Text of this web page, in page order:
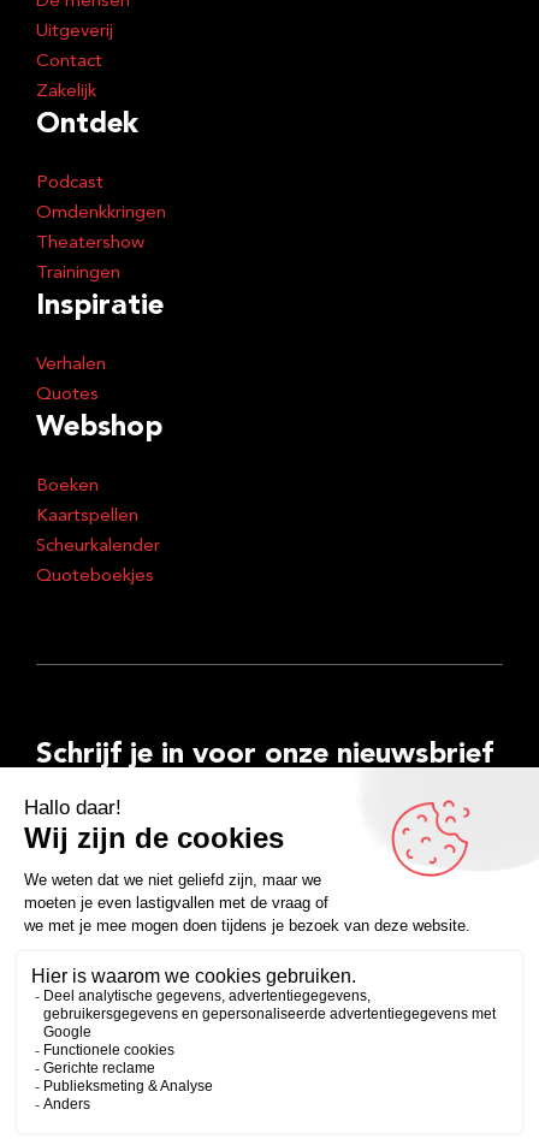
Uitgeverij
Contact
Zakelijk
Ontdek
Podcast
Omdenkkringen
Theatershow
Trainingen
Inspiratie
Verhalen
Quotes
Webshop
Boeken
Kaartspellen
Scheurkalender
Quoteboekjes
Schrijf je in voor onze nieuwsbrief
E-
mailadres
Inschrijven
FacebookInstagramLinkedInYouTubeSpotify
Copyright 2026